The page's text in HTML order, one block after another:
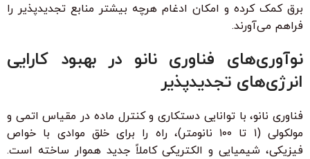
برق کمک کرده و امکان ادغام هرچه بیشتر منابع تجدیدپذیر را
فراهم می‌آورند.
نوآوری‌های فناوری نانو در بهبود کارایی
انرژی‌های تجدیدپذیر
فناوری نانو، با توانایی دستکاری و کنترل ماده در مقیاس اتمی و
مولکولی (۱ تا ۱۰۰ نانومتر)، راه را برای خلق موادی با خواص
فیزیکی، شیمیایی و الکتریکی کاملاً جدید هموار ساخته است.